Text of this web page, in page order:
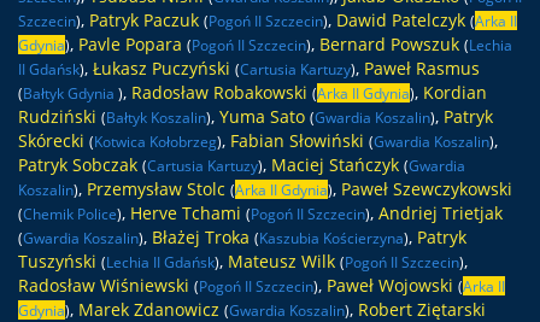
Szczecin), Patryk Paczuk (Pogoń II Szczecin), Dawid Patelczyk (Arka II
Gdynia), Pavle Popara (Pogoń II Szczecin), Bernard Powszuk (Lechia
II Gdańsk), Łukasz Puczyński (Cartusia Kartuzy), Paweł Rasmus
(Bałtyk Gdynia ), Radosław Robakowski (Arka II Gdynia), Kordian
Rudziński (Bałtyk Koszalin), Yuma Sato (Gwardia Koszalin), Patryk
Skórecki (Kotwica Kołobrzeg), Fabian Słowiński (Gwardia Koszalin),
Patryk Sobczak (Cartusia Kartuzy), Maciej Stańczyk (Gwardia
Koszalin), Przemysław Stolc (Arka II Gdynia), Paweł Szewczykowski
(Chemik Police), Herve Tchami (Pogoń II Szczecin), Andriej Trietjak
(Gwardia Koszalin), Błażej Troka (Kaszubia Kościerzyna), Patryk
Tuszyński (Lechia II Gdańsk), Mateusz Wilk (Pogoń II Szczecin),
Radosław Wiśniewski (Pogoń II Szczecin), Paweł Wojowski (Arka II
Gdynia), Marek Zdanowicz (Gwardia Koszalin), Robert Ziętarski